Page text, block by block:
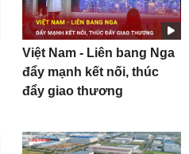
Việt Nam - Liên bang Nga
đẩy mạnh kết nối, thúc
đẩy giao thương